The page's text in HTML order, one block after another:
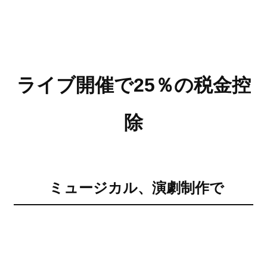
ライブ開催で25％の税金控
除
ミュージカル、演劇制作で